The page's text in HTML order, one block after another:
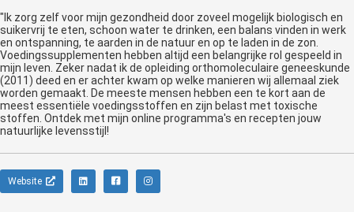
"Ik zorg zelf voor mijn gezondheid door zoveel mogelijk biologisch en
suikervrij te eten, schoon water te drinken, een balans vinden in werk
en ontspanning, te aarden in de natuur en op te laden in de zon.
Voedingssupplementen hebben altijd een belangrijke rol gespeeld in
mijn leven. Zeker nadat ik de opleiding orthomoleculaire geneeskunde
(2011) deed en er achter kwam op welke manieren wij allemaal ziek
worden gemaakt. De meeste mensen hebben een te kort aan de
meest essentiële voedingsstoffen en zijn belast met toxische
stoffen. Ontdek met mijn online programma's en recepten jouw
natuurlijke levensstijl!
Website